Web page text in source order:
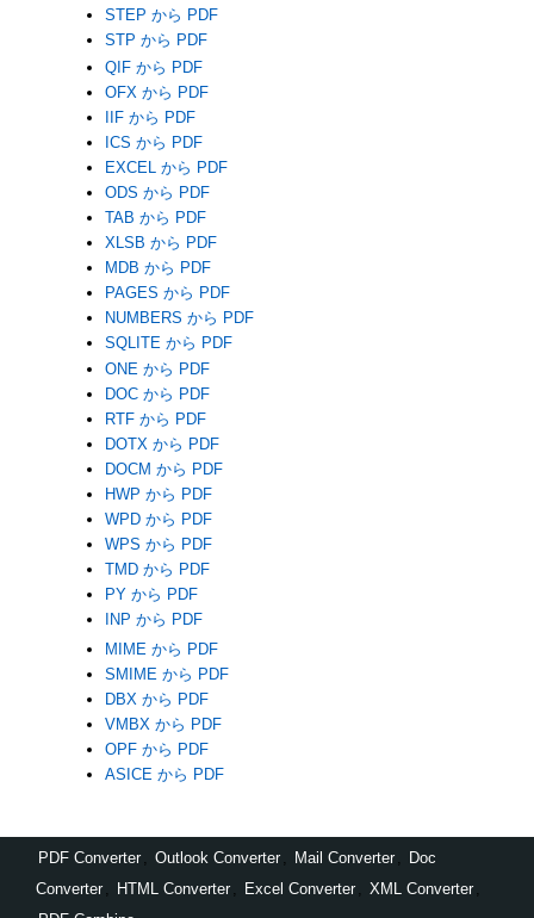
STEP から PDF
STP から PDF
QIF から PDF
OFX から PDF
IIF から PDF
ICS から PDF
EXCEL から PDF
ODS から PDF
TAB から PDF
XLSB から PDF
MDB から PDF
PAGES から PDF
NUMBERS から PDF
SQLITE から PDF
ONE から PDF
DOC から PDF
RTF から PDF
DOTX から PDF
DOCM から PDF
HWP から PDF
WPD から PDF
WPS から PDF
TMD から PDF
PY から PDF
INP から PDF
MIME から PDF
SMIME から PDF
DBX から PDF
VMBX から PDF
OPF から PDF
ASICE から PDF
PDF Converter Outlook Converter Mail Converter
Doc
Converter
HTML Converter Excel Converter XML Converter